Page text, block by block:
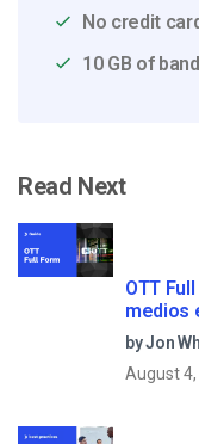
No credit
10 GB of
Read Next
OTT
medios
by Jon
August